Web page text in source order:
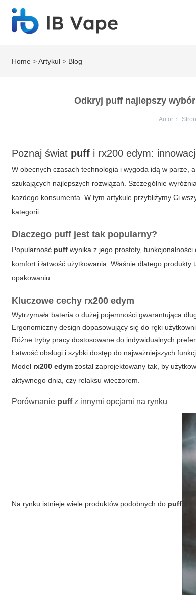
Home >Artykuł > Blog
Odkryj puff najlepszy
Autor：
Poznaj świat puff i rx200 edym:
W obecnych czasach technologia i wygoda idą w parze,
szukających najlepszych rozwiązań. Szczególnie
każdego konsumenta. W tym artykule przybliżymy Ci
kategorii.
Dlaczego puff jest tak popularny?
Popularność puff wynika z jego prostoty,
komfort i łatwość użytkowania. Właśnie dlatego produkty
opakowaniu.
Kluczowe cechy rx200 edym
Wytrzymała bateria o dużej pojemności gwarantująca
Ergonomiczny design dopasowujący się do ręki
Różne tryby pracy dostosowane do indywidualnych
Łatwość obsługi i szybki dostęp do najważniejszych
Model rx200 edym został zaprojektowany tak, by
aktywnego dnia, czy relaksu wieczorem.
Porównanie puffz innymi opcjami na rynku
Na rynku istnieje wiele produktów podobnych do puff